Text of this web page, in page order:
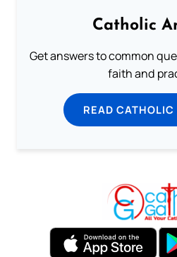
Catholic
Get answers to common
faith and
READ CATHOLIC